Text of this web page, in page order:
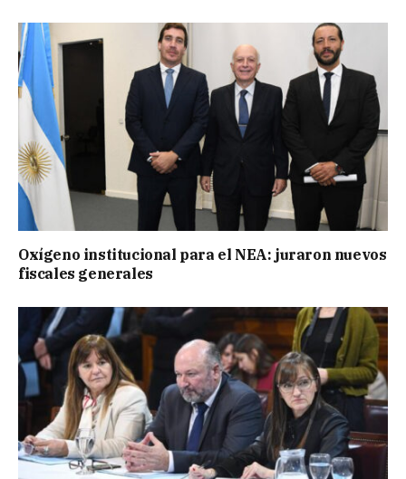
Oxígeno institucional para el NEA: juraron nuevos
fiscales generales